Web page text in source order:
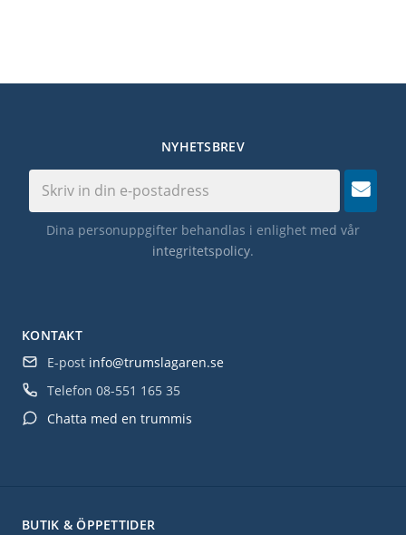
BUTIK & ÖPPETTIDER
KONTAKT
E-post info@trumslagaren.se
Telefon 08-551 165 35
Chatta med en trummis
NYHETSBREV
Dina personuppgifter behandlas i enlighet med vår
integritetspolicy.